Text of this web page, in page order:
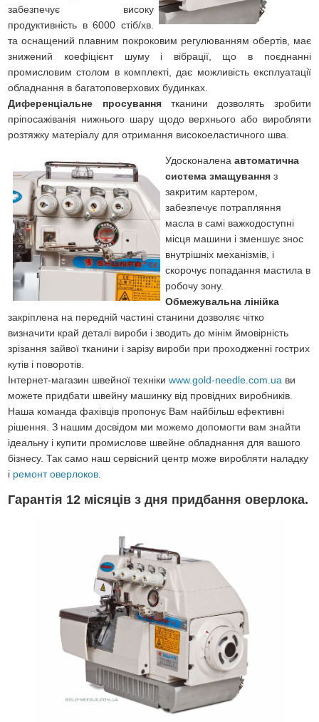
забезпечує високу
продуктивність в 6000 стіб/хв.
та оснащений плавним покроковим регулюванням обертів, має
знижений коефіцієнт шуму і вібрації, що в поєднанні
промисловим столом в комплекті, дає можливість експлуатації
обладнання в багатоповерхових будинках.
Диференціальне просуваннятканини дозволять зробити
пріпосажіванія нижнього шару щодо верхнього або виробляти
розтяжку матеріалу для отримання високоеластичного шва.
Удосконаленаавтоматична
система змащування з
закритим картером,
забезпечує потрапляння
масла в самі важкодоступні
місця машини і зменшує знос
внутрішніх механізмів, і
скорочує попадання мастила в
робочу зону.
Обмежувальна лінійка
закріплена на передній частині станини дозволяє чітко
визначити край деталі вироби і зводить до мінім ймовірність
зрізання зайвої тканини і зарізу вироби при проходженні гострих
кутів і поворотів.
Інтернет-магазин швейної технікиwww.gold-needle.com.ua ви
можете придбати швейну машинку від провідних виробників.
Наша команда фахівців пропонує Вам найбільш ефективні
рішення. З нашим досвідом ми можемо допомогти вам знайти
ідеальну і купити промислове швейне обладнання для вашого
бізнесу. Так само наш сервісний центр може виробляти наладку
і ремонт оверлоков
Гарантія 12 місяців з дня придбання оверлока.